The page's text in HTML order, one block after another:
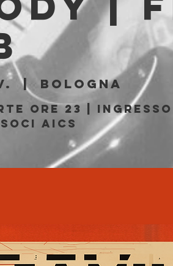
  |
Bologna
ore 23 | Ingresso
AICS